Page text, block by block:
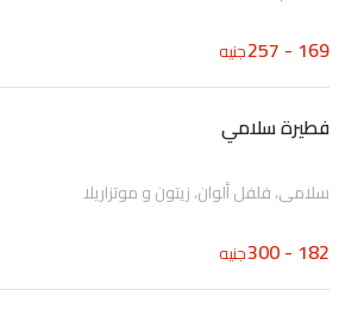
169 - 257 جنيه
فطيرة سلامي
سلامي، فلفل ألوان، زيتون و موتزاريلا
182 - 300 جنيه